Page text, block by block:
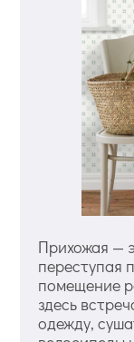
Прихожая —
переступая
помещение
здесь
одежду,